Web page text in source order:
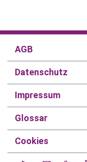
AGB
Datenschutz
Impressum
Glossar
Cookies